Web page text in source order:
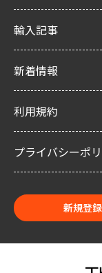
輸入記事
新着情報
利用規約
プライバシーポ
新規登録